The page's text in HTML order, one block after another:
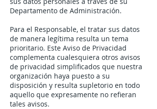
Departamento de Administración.
Para el Responsable, el tratar sus datos
de manera legítima resulta un tema
prioritario. Este Aviso de Privacidad
complementa cualesquiera otros avisos
de privacidad simplificados que nuestra
organización haya puesto a su
disposición y resulta supletorio en todo
aquello que expresamente no refieran
tales avisos.